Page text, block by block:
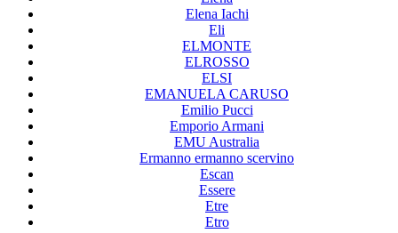
Elena Iachi
Eli
ELMONTE
ELROSSO
ELSI
EMANUELA CARUSO
Emilio Pucci
Emporio Armani
EMU Australia
Ermanno ermanno scervino
Escan
Essere
Etre
Etro